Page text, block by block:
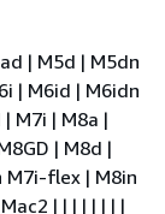
| M5d | M5dn
| M6id | M6idn
M7i | M8a |
| M8d |
M7i-flex | M8in
| | | | | | | |